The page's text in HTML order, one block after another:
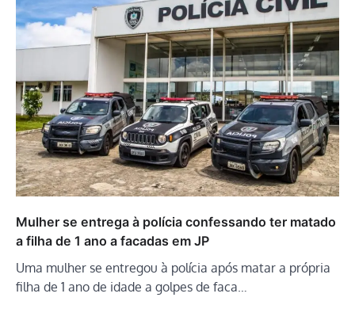
Mulher se entrega à polícia confessando ter matado
a filha de 1 ano a facadas em JP
Uma mulher se entregou à polícia após matar a própria
filha de 1 ano de idade a golpes de faca…